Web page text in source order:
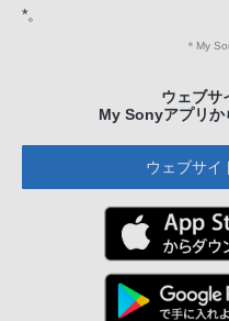
*。
＊ My
ウェブサ
My Sonyアプリか
ウェブサイ